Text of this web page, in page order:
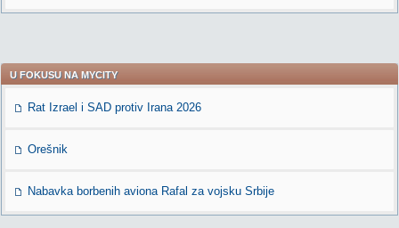
U FOKUSU NA MYCITY
Rat Izrael i SAD protiv Irana 2026
Orešnik
Nabavka borbenih aviona Rafal za vojsku Srbije